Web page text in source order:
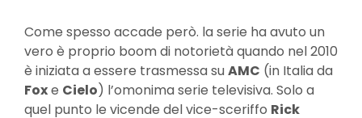
Come spesso accade però. la serie ha avuto un
vero è proprio boom di notorietà quando nel 2010
è iniziata a essere trasmessa suAMC (in Italia da
Foxe Cielo) l’omonima serie televisiva. Solo a
quel punto le vicende del vice-sceriffo Rick